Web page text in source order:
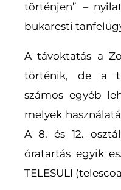
történjen” –
bukaresti
A távoktatás a
történik, de a
számos egyéb
melyek
A 8. és 12.
óratartás egyik
TELESULI